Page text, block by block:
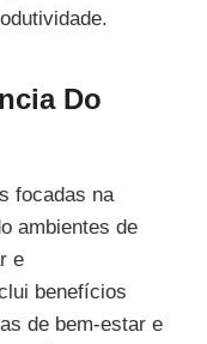
Do
focadas na
ambientes de
e
benefícios
de bem-estar e